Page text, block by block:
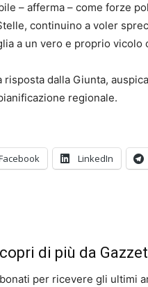
– afferma – come forze
continuino a voler
a un vero e proprio vicolo
risposta dalla Giunta,
regionale.
LinkedIn
di più da
per ricevere gli ultimi